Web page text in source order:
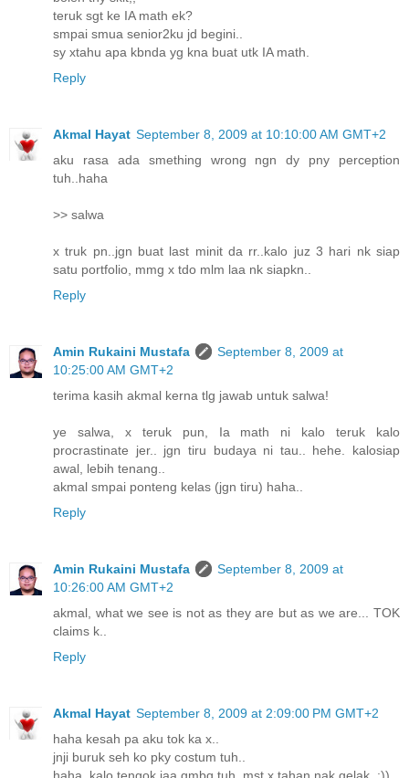
teruk sgt ke IA math ek?
smpai smua senior2ku jd begini..
sy xtahu apa kbnda yg kna buat utk IA math.
Reply
Akmal Hayat September 8, 2009 at 10:10:00 AM GMT+2
aku rasa ada smething wrong ngn dy pny perception
tuh..haha
>> salwa
x truk pn..jgn buat last minit da rr..kalo juz 3 hari nk siap
satu portfolio, mmg x tdo mlm laa nk siapkn..
Reply
Amin Rukaini Mustafa
September 8, 2009 at
10:25:00 AM GMT+2
terima kasih akmal kerna tlg jawab untuk salwa!
ye salwa, x teruk pun, Ia math ni kalo teruk kalo
procrastinate jer.. jgn tiru budaya ni tau.. hehe. kalosiap
awal, lebih tenang..
akmal smpai ponteng kelas (jgn tiru) haha..
Reply
Amin Rukaini Mustafa
September 8, 2009 at
10:26:00 AM GMT+2
akmal, what we see is not as they are but as we are... TOK
claims k..
Reply
Akmal Hayat September 8, 2009 at 2:09:00 PM GMT+2
haha kesah pa aku tok ka x..
jnji buruk seh ko pky costum tuh..